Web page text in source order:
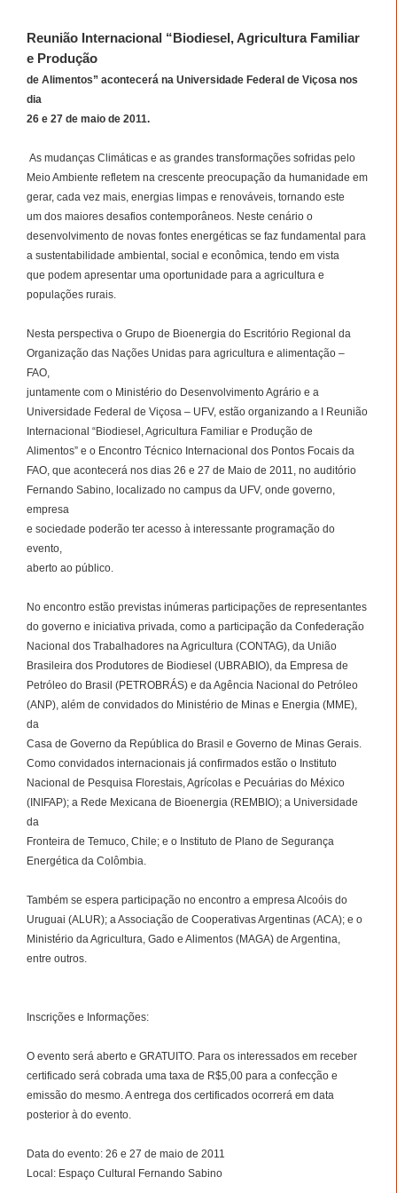
Reunião Internacional “Biodiesel, Agricultura Familiar
e Produção
de Alimentos” acontecerá na Universidade Federal de Viçosa nos
dia
26 e 27 de maio de 2011.
As mudanças Climáticas e as grandes transformações sofridas pelo
Meio Ambiente refletem na crescente preocupação da humanidade em
gerar, cada vez mais, energias limpas e renováveis, tornando este
um dos maiores desafios contemporâneos. Neste cenário o
desenvolvimento de novas fontes energéticas se faz fundamental para
a sustentabilidade ambiental, social e econômica, tendo em vista
que podem apresentar uma oportunidade para a agricultura e
populações rurais.
Nesta perspectiva o Grupo de Bioenergia do Escritório Regional da
Organização das Nações Unidas para agricultura e alimentação –
FAO,
juntamente com o Ministério do Desenvolvimento Agrário e a
Universidade Federal de Viçosa – UFV, estão organizando a I Reunião
Internacional “Biodiesel, Agricultura Familiar e Produção de
Alimentos” e o Encontro Técnico Internacional dos Pontos Focais da
FAO, que acontecerá nos dias 26 e 27 de Maio de 2011, no auditório
Fernando Sabino, localizado no campus da UFV, onde governo,
empresa
e sociedade poderão ter acesso à interessante programação do
evento,
aberto ao público.
No encontro estão previstas inúmeras participações de representantes
do governo e iniciativa privada, como a participação da Confederação
Nacional dos Trabalhadores na Agricultura (CONTAG), da União
Brasileira dos Produtores de Biodiesel (UBRABIO), da Empresa de
Petróleo do Brasil (PETROBRÁS) e da Agência Nacional do Petróleo
(ANP), além de convidados do Ministério de Minas e Energia (MME),
da
Casa de Governo da República do Brasil e Governo de Minas Gerais.
Como convidados internacionais já confirmados estão o Instituto
Nacional de Pesquisa Florestais, Agrícolas e Pecuárias do México
(INIFAP); a Rede Mexicana de Bioenergia (REMBIO); a Universidade
da
Fronteira de Temuco, Chile; e o Instituto de Plano de Segurança
Energética da Colômbia.
Também se espera participação no encontro a empresa Alcoóis do
Uruguai (ALUR); a Associação de Cooperativas Argentinas (ACA); e o
Ministério da Agricultura, Gado e Alimentos (MAGA) de Argentina,
entre outros.
Inscrições e Informações:
O evento será aberto e GRATUITO. Para os interessados em receber
certificado será cobrada uma taxa de R$5,00 para a confecção e
emissão do mesmo. A entrega dos certificados ocorrerá em data
posterior à do evento.
Data do evento: 26 e 27 de maio de 2011
Local: Espaço Cultural Fernando Sabino